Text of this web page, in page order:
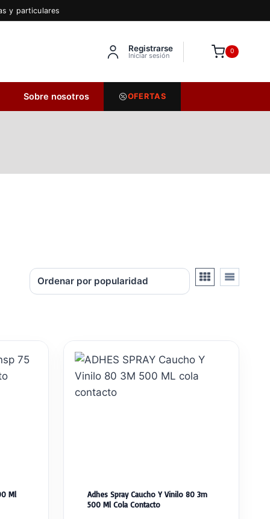
y particulares
Registrarse
Iniciar sesión 0
Sobre nosotros OFERTAS
Ml
Adhes Spray Caucho Y Vinilo 80 3m
500 Ml Cola Contacto